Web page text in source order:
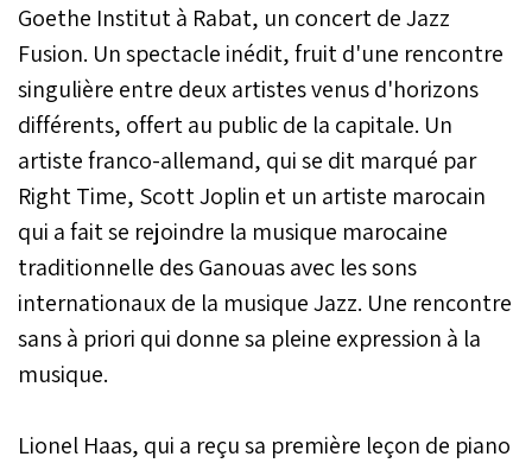
Goethe Institut à Rabat, un concert de Jazz
Fusion. Un spectacle inédit, fruit d'une rencontre
singulière entre deux artistes venus d'horizons
différents, offert au public de la capitale. Un
artiste franco-allemand, qui se dit marqué par
Right Time, Scott Joplin et un artiste marocain
qui a fait se rejoindre la musique marocaine
traditionnelle des Ganouas avec les sons
internationaux de la musique Jazz. Une rencontre
sans à priori qui donne sa pleine expression à la
musique.
Lionel Haas, qui a reçu sa première leçon de piano